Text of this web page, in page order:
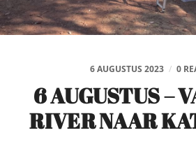
6 AUGUSTUS 2023 / 0
6 AUGUSTUS –
RIVER NAAR